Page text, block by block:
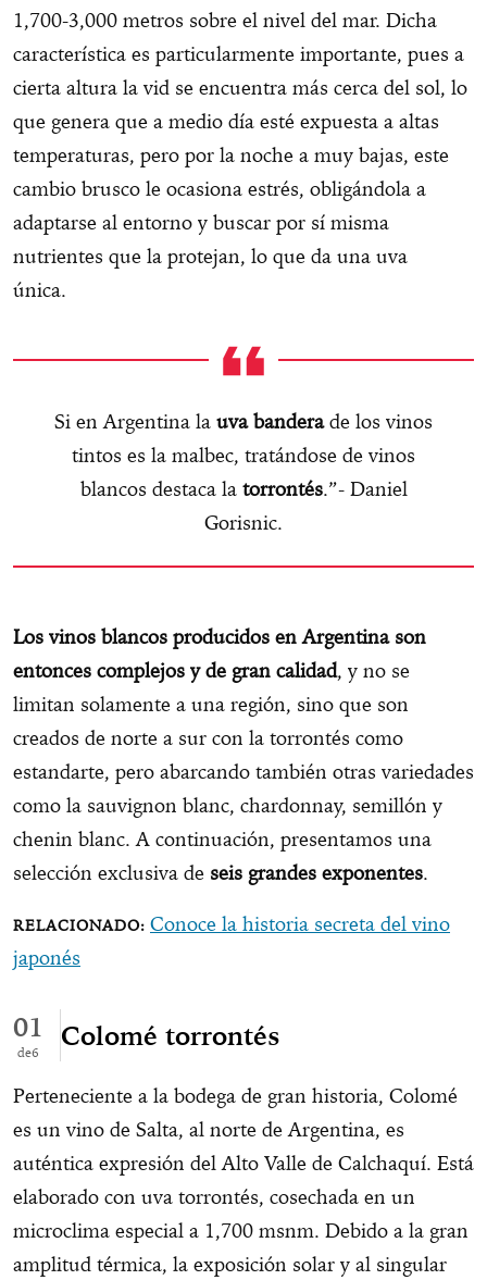
1,700-3,000 metros sobre el nivel del mar. Dicha
característica es particularmente importante, pues a
cierta altura la vid se encuentra más cerca del sol, lo
que genera que a medio día esté expuesta a altas
temperaturas, pero por la noche a muy bajas, este
cambio brusco le ocasiona estrés, obligándola a
adaptarse al entorno y buscar por sí misma
nutrientes que la protejan, lo que da una uva
única.
Si en Argentina la uva banderade los vinos
tintos es la malbec, tratándose de vinos
blancos destaca la torrontés.”- Daniel
Gorisnic.
Los vinos blancos producidos en Argentina son
entonces complejos y de gran calidad, y no se
limitan solamente a una región, sino que son
creados de norte a sur con la torrontés como
estandarte, pero abarcando también otras variedades
como la sauvignon blanc, chardonnay, semillón y
chenin blanc. A continuación, presentamos una
selección exclusiva de seis grandes exponentes.
Conoce la historia secreta del vino
japonés
01
6
Colomé torrontés
Perteneciente a la bodega de gran historia, Colomé
es un vino de Salta, al norte de Argentina, es
auténtica expresión del Alto Valle de Calchaquí. Está
elaborado con uva torrontés, cosechada en un
microclima especial a 1,700 msnm. Debido a la gran
amplitud térmica, la exposición solar y al singular